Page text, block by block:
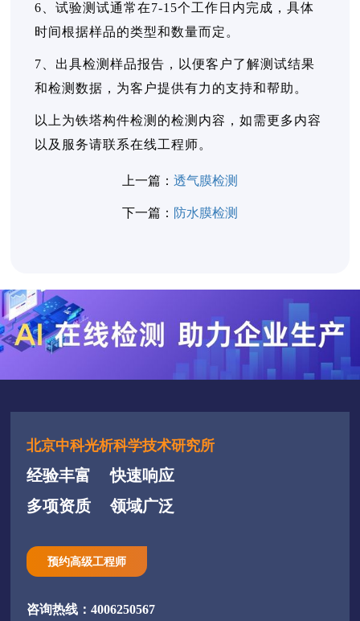
6、试验测试通常在7-15个工作日内完成，具体
时间根据样品的类型和数量而定。
7、出具检测样品报告，以便客户了解测试结果
和检测数据，为客户提供有力的支持和帮助。
以上为铁塔构件检测的检测内容，如需更多内容
以及服务请联系在线工程师。
上一篇： 透气膜检测
下一篇： 防水膜检测
北京中科光析科学技术研究所
经验丰富
快速响应
多项资质
领域广泛
预约高级工程师
咨询热线：4006250567